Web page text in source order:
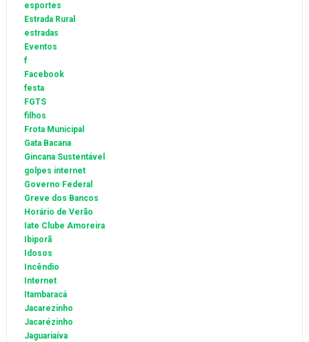
esportes
Estrada Rural
estradas
Eventos
f
Facebook
festa
FGTS
filhos
Frota Municipal
Gata Bacana
Gincana Sustentável
golpes internet
Governo Federal
Greve dos Bancos
Horário de Verão
Iate Clube Amoreira
Ibiporã
Idosos
Incêndio
Internet
Itambaracá
Jacarezinho
Jacarézinho
Jaguariaíva